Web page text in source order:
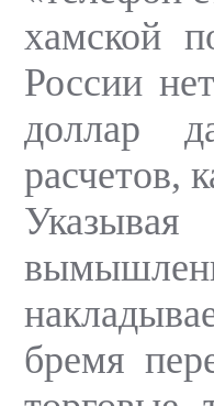
хамской
России
доллар
расчетов,
бремя